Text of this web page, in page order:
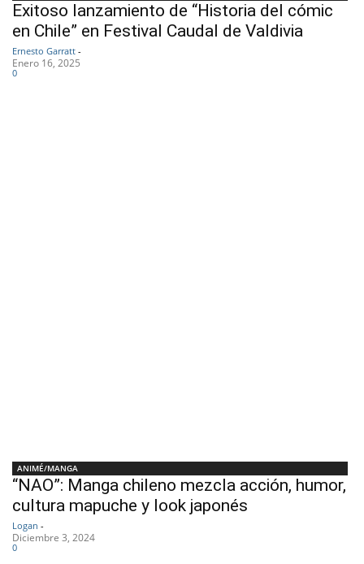
Exitoso lanzamiento de “Historia del cómic
en Chile” en Festival Caudal de Valdivia
Ernesto Garratt -
Enero 16, 2025
0
ANIMÉ/MANGA
“NAO”: Manga chileno mezcla acción, humor,
cultura mapuche y look japonés
Logan -
Diciembre 3, 2024
0